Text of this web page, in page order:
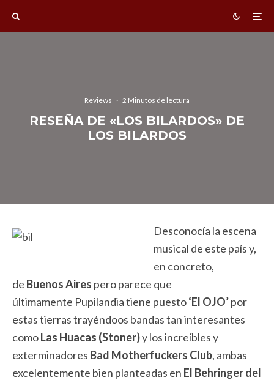
Reviews · 2 Minutos de lectura
RESEÑA DE «LOS BILARDOS» DE
LOS BILARDOS
Desconocía la escena
musical de este país y,
en concreto,
de Buenos Aires pero parece que
últimamente Pupilandia tiene puesto‘El OJO’por
estas tierras trayéndoos bandas tan interesantes
comoLas Huacas (Stoner)y los increíbles y
exterminadores Bad Motherfuckers Club, ambas
excelentemente bien planteadas en El Behringer del